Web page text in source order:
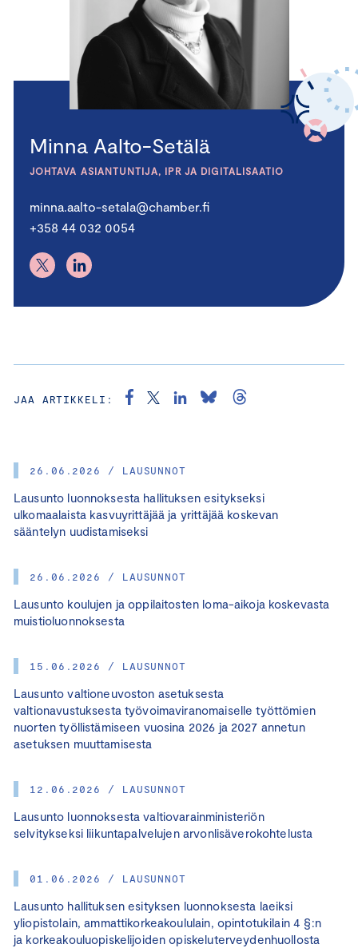
26.06.2026 / LAUSUNNOT
Lausunto luonnoksesta hallituksen esitykseksi
ulkomaalaista kasvuyrittäjää ja yrittäjää koskevan
sääntelyn uudistamiseksi
26.06.2026 / LAUSUNNOT
Lausunto koulujen ja oppilaitosten loma-aikoja koskevasta
muistioluonnoksesta
15.06.2026 / LAUSUNNOT
Lausunto valtioneuvoston asetuksesta
valtionavustuksesta työvoimaviranomaiselle työttömien
nuorten työllistämiseen vuosina 2026 ja 2027 annetun
asetuksen muuttamisesta
12.06.2026 / LAUSUNNOT
Lausunto luonnoksesta valtiovarainministeriön
selvitykseksi liikuntapalvelujen arvonlisäverokohtelusta
01.06.2026 / LAUSUNNOT
Lausunto hallituksen esityksen luonnoksesta laeiksi
yliopistolain, ammattikorkeakoululain, opintotukilain 4 §:n
ja korkeakouluopiskelijoiden opiskeluterveydenhuollosta
Minna Aalto-Setälä
JOHTAVA ASIANTUNTIJA, IPR JA DIGITALISAATIO
minna.aalto-setala@chamber.fi
+358 44 032 0054
JAA ARTIKKELI: